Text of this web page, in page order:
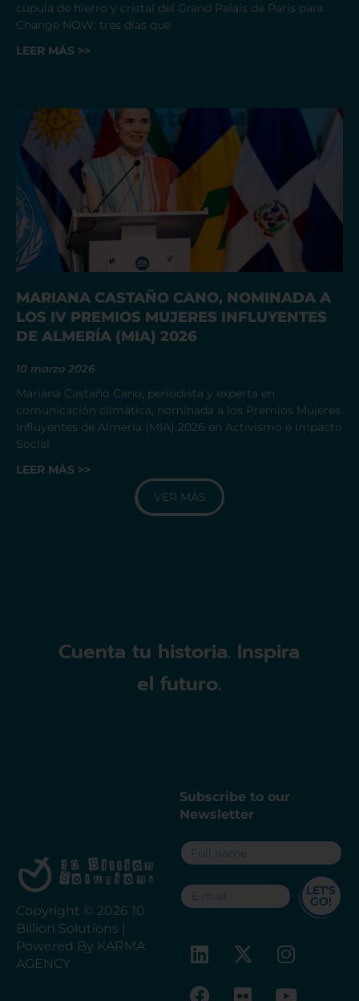
cúpula de hierro y cristal del Grand Palais de París para
Change NOW: tres días que
LEER MÁS >>
MARIANA CASTAÑO CANO, NOMINADA A
LOS IV PREMIOS MUJERES INFLUYENTES
DE ALMERÍA (MIA) 2026
10 marzo 2026
Mariana Castaño Cano, periodista y experta en
comunicación climática, nominada a los Premios Mujeres
Influyentes de Almería (MIA) 2026 en Activismo e Impacto
Social.
LEER MÁS >>
VER MÁS
Cuenta tu historia. Inspira
el futuro.
Subscribe to our
Newsletter
LET'S
GO!
Copyright © 2026 10
Billion Solutions |
Powered By KARMA
AGENCY